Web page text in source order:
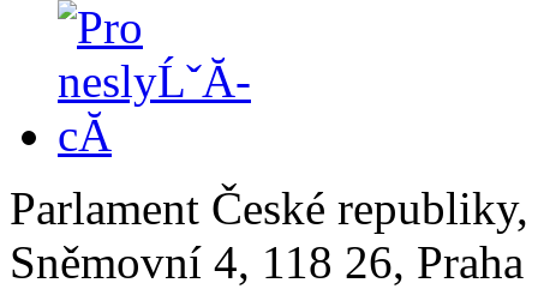
Parlament České
Sněmovní 4, 118 26,